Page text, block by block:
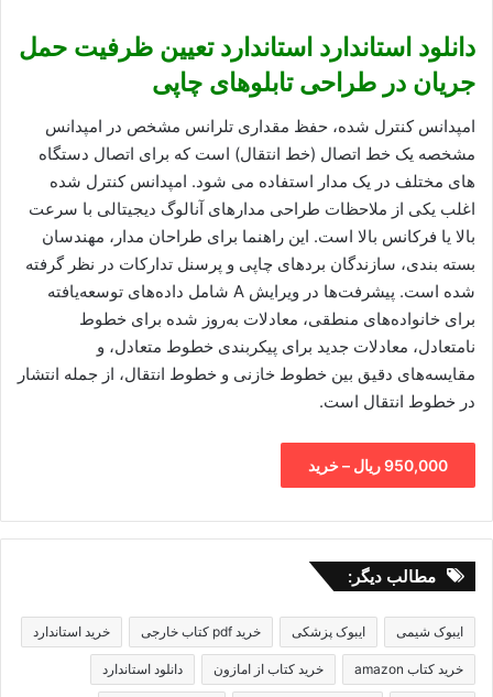
دانلود استاندارد استاندارد تعیین ظرفیت حمل
جریان در طراحی تابلوهای چاپی
امپدانس کنترل شده، حفظ مقداری تلرانس مشخص در امپدانس
مشخصه یک خط اتصال (خط انتقال) است که برای اتصال دستگاه
های مختلف در یک مدار استفاده می شود. امپدانس کنترل شده
اغلب یکی از ملاحظات طراحی مدارهای آنالوگ دیجیتالی با سرعت
بالا یا فرکانس بالا است. این راهنما برای طراحان مدار، مهندسان
بسته بندی، سازندگان بردهای چاپی و پرسنل تدارکات در نظر گرفته
شده است. پیشرفت‌ها در ویرایش A شامل داده‌های توسعه‌یافته
برای خانواده‌های منطقی، معادلات به‌روز شده برای خطوط
نامتعادل، معادلات جدید برای پیکربندی خطوط متعادل، و
مقایسه‌های دقیق بین خطوط خازنی و خطوط انتقال، از جمله انتشار
در خطوط انتقال است.
950,000 ریال – خرید
مطالب دیگر:
ایبوک شیمی ایبوک پزشکی خرید pdf کتاب خارجی خرید استاندارد
خرید کتاب amazon خرید کتاب از امازون دانلود استاندارد